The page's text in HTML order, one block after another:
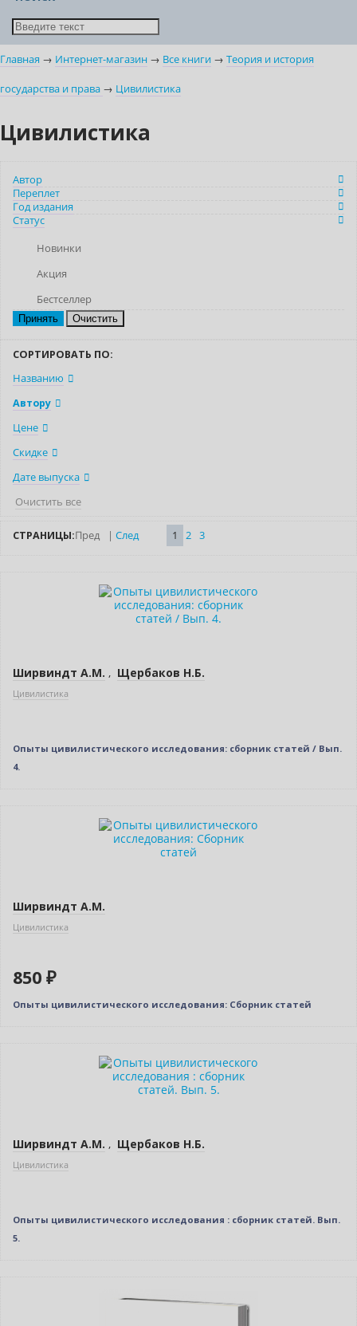
Главная → Интернет-магазин → Все книги → Теория и история
государства и права → Цивилистика
Цивилистика
Автор
Переплет
Год издания
Статус
Новинки
Акция
Бестселлер
Очистить
СОРТИРОВАТЬ ПО:
Названию
Автору
Цене
Скидке
Дате выпуска
Очистить все
СТРАНИЦЫ:Пред | След 1 2 3
Ширвиндт А.М. , Щербаков Н.Б.
Цивилистика
Опыты цивилистического исследования: сборник статей / Вып.
4.
Ширвиндт А.М.
Цивилистика
850 ₽
Опыты цивилистического исследования: Сборник статей
Ширвиндт А.М. , Щербаков Н.Б.
Цивилистика
Опыты цивилистического исследования : сборник статей. Вып.
5.